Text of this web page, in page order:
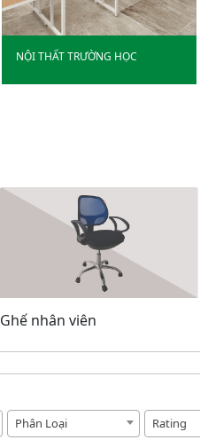
NỘI THẤT TRƯỜNG HỌC
Ghế nhân viên
Phân Loại Rating